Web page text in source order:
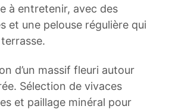
à entretenir, avec des
et une pelouse régulière qui
d’un massif fleuri autour
Sélection de vivaces
et paillage minéral pour